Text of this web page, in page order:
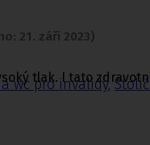
wc pro invalidy,
21. září 2023)
tlak. I tato